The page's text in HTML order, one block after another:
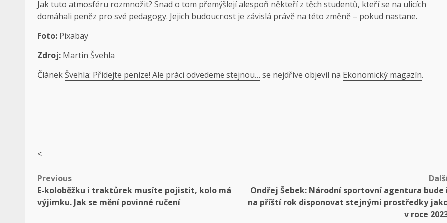
Jak tuto atmosféru rozmnožit? Snad o tom přemýšlejí alespoň někteří z těch studentů, kteří se na ulicích
domáhali peněz pro své pedagogy. Jejich budoucnost je závislá právě na této změně – pokud nastane.
Foto: Pixabay
Zdroj: Martin Švehla
Článek Švehla: Přidejte peníze! Ale práci odvedeme stejnou… se nejdříve objevil na Ekonomický magazín.
<
Post
navigation
Previous
E-koloběžku i traktůrek musíte pojistit, kolo má
výjimku. Jak se mění povinné ručení
Ondřej Šebek: Národní sportovní agentura bude i
na příští rok disponovat stejnými prostředky
v roce